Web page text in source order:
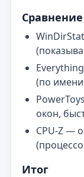
Сравнение
(по
окон,
CPU‑Z —
Итог